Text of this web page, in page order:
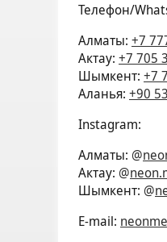
Телефон/
Алматы: +7
Актау: +7 705
Шымкент: +7
Аланья: +90
Instagram:
Алматы: @
Актау: @
Шымкент: @
Е-mail: